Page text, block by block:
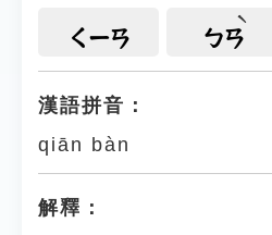
ㄑㄧㄢ ㄅㄢ
漢語拼音：
qiān bàn
解釋：